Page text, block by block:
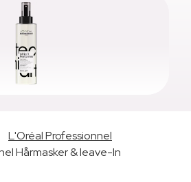
L'Oréal Professionnel
Hårmasker & leave-In